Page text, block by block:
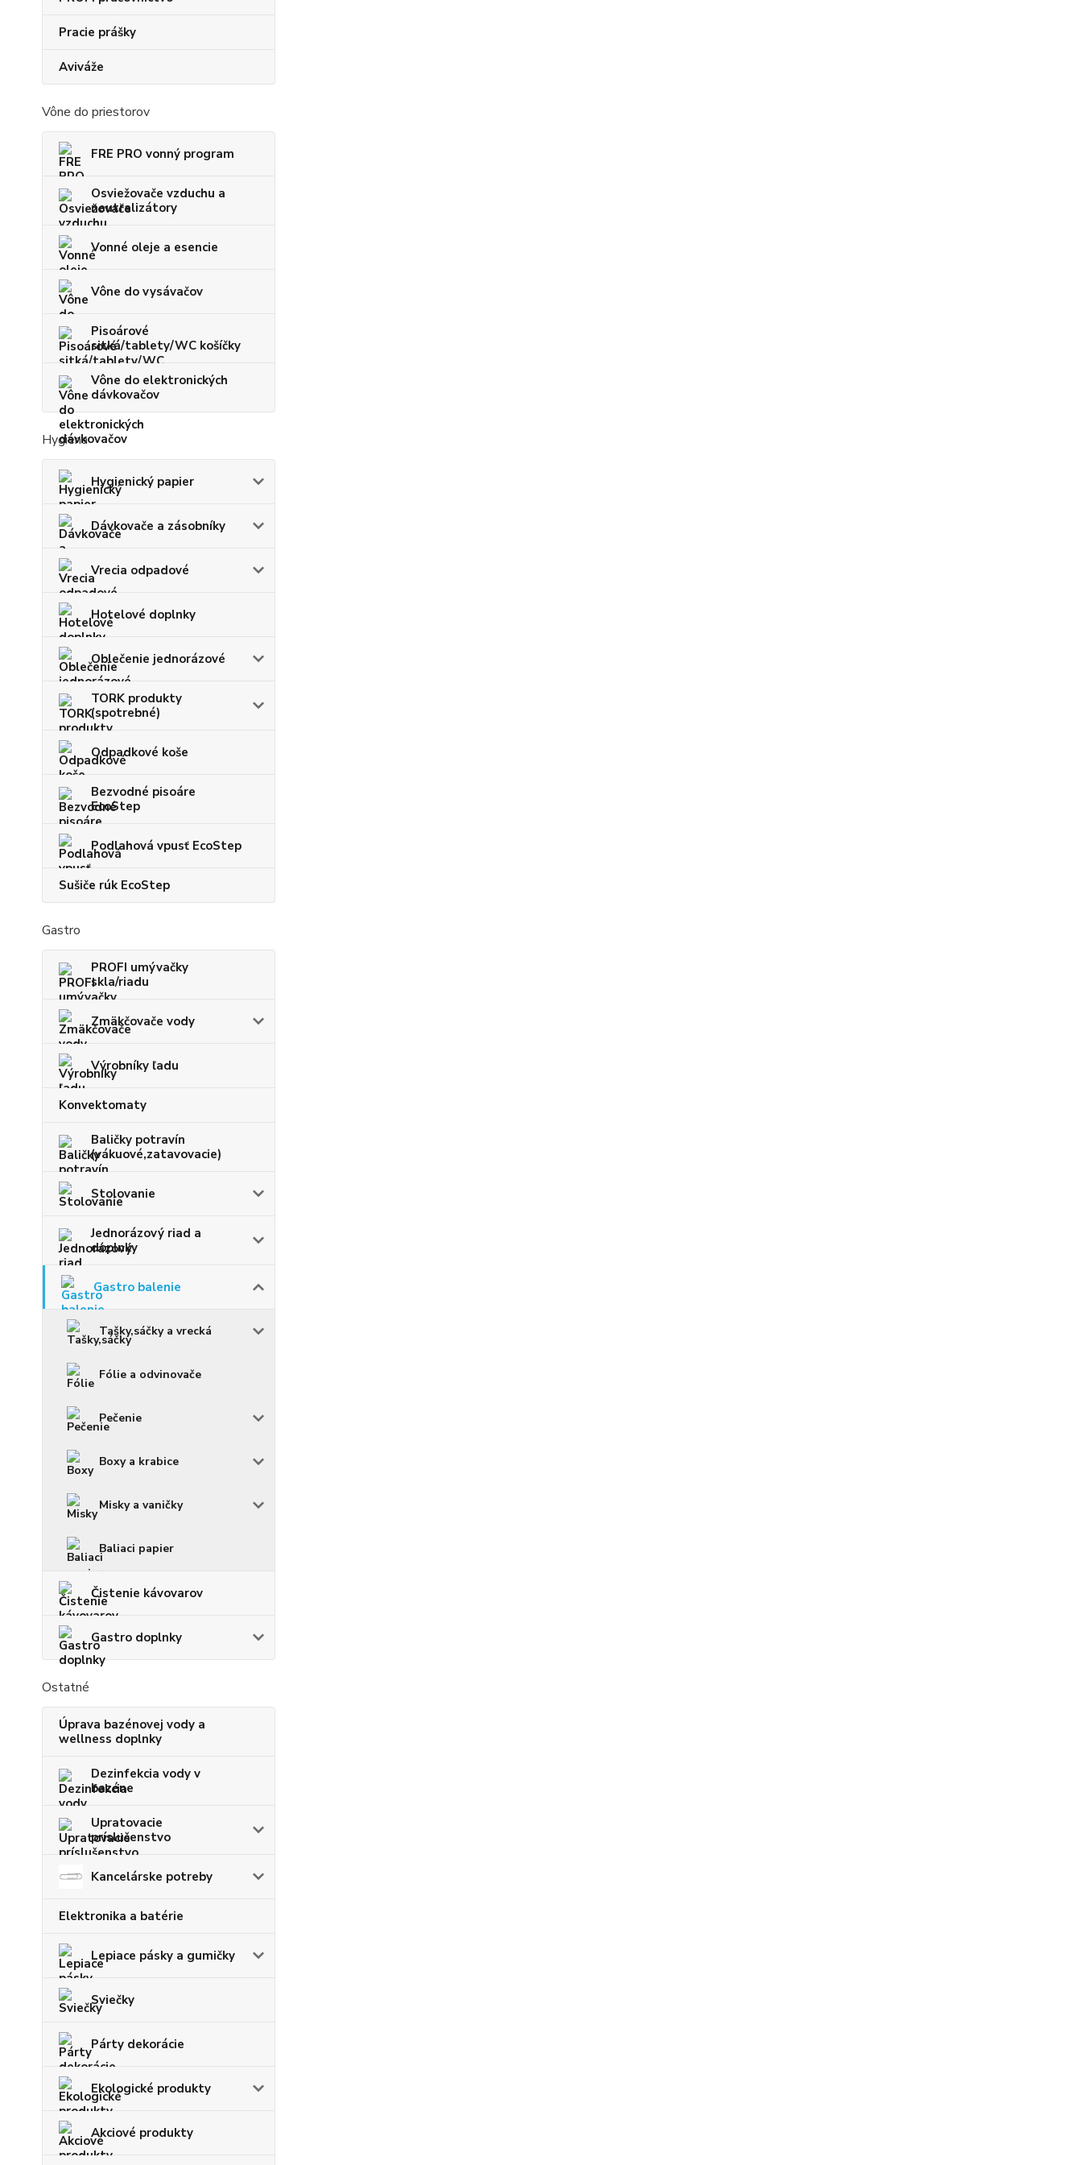
Pracie prášky
Aviváže
Vône do priestorov
FRE PRO vonný program
Osviežovače vzduchu a
neutralizátory
Vonné oleje a esencie
Vône do vysávačov
Pisoárové
sitká/tablety/WC košíčky
Vône do elektronických
dávkovačov
Hygiena
Hygienický papier
Dávkovače a zásobníky
Vrecia odpadové
Hotelové doplnky
Oblečenie jednorázové
TORK produkty
(spotrebné)
Odpadkové koše
Bezvodné pisoáre
EcoStep
Podlahová vpusť EcoStep
Sušiče rúk EcoStep
Gastro
PROFI umývačky
skla/riadu
Zmäkčovače vody
Výrobníky ľadu
Konvektomaty
Baličky potravín
(vákuové,zatavovacie)
Stolovanie
Jednorázový riad a
doplnky
Gastro balenie
Tašky,sáčky a vrecká
Fólie a odvinovače
Pečenie
Boxy a krabice
Misky a vaničky
Baliaci papier
Čistenie kávovarov
Gastro doplnky
Ostatné
Úprava bazénovej vody a
wellness doplnky
Dezinfekcia vody v
bazéne
Upratovacie
príslušenstvo
Kancelárske potreby
Elektronika a batérie
Lepiace pásky a gumičky
Sviečky
Párty dekorácie
Ekologické produkty
Akciové produkty